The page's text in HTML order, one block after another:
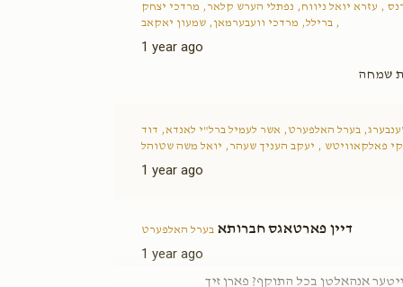
, עזרא יואל ניווח, נפתלי הערש קלאר, מרדכי יצחק
ברילל, מרדכי וועבערמאן, שמעון יאקאב ,
1 year ago
שמחה
בערל האלפערט, אשר לעמיל ברל"י לאנדא, דוד
פאלקאוויטש , יעקב העניך שעהר, יואל משה שטוהל
1 year ago
דיין פארטאגס חברותא בערל האלפערט
1 year ago
יעצט גייסטו שוין סטאפן צו שיקן די לינק? אדער דו גייסט ווייטער אנהאלטן בכל התוקף? פארן זיך